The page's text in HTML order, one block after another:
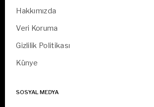
Hakkımızda
Veri Koruma
Gizlilik Politikası
Künye
SOSYAL MEDYA